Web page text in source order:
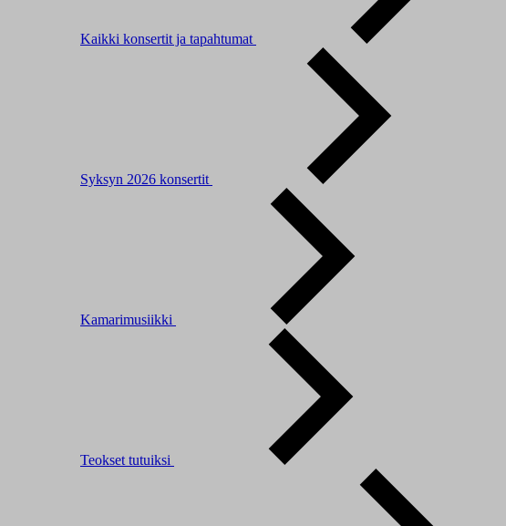
Kaikki konsertit ja tapahtumat
Syksyn 2026 konsertit
Kamarimusiikki
Teokset tutuiksi